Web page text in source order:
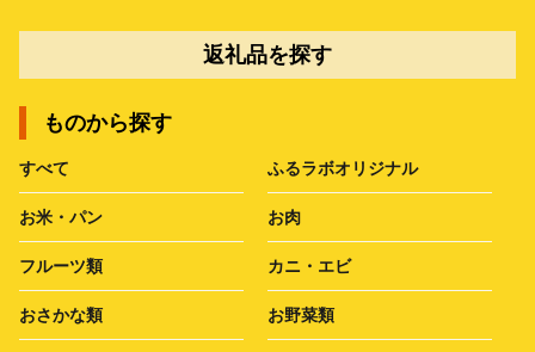
返礼品を探す
ものから探す
すべて ふるラボオリジナル
お米・パン お肉
フルーツ類 カニ・エビ
おさかな類 お野菜類